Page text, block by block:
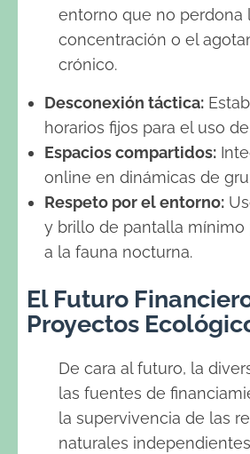
entorno que no perdona
concentración o el
crónico.
Desconexión táctica:
horarios fijos para el uso
Espacios compartidos:
online en dinámicas de
Respeto por el entorno:
y brillo de pantalla mínimo
a la fauna nocturna.
El Futuro
Proyectos
De cara al futuro, la
las fuentes de
la supervivencia de las
naturales